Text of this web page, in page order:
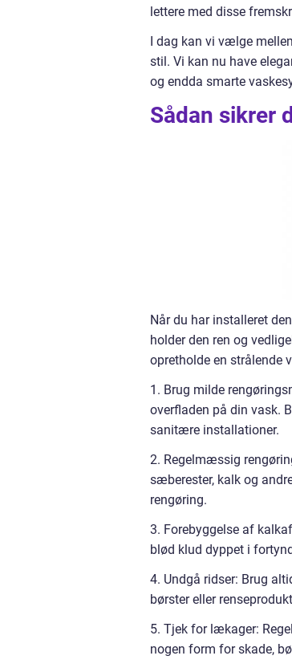
lettere med disse
I dag kan vi vælge
stil. Vi kan nu have
og endda smarte
Sådan sikrer
Når du har installeret
holder den ren og
opretholde en strålende
1. Brug milde
overfladen på din vask.
sanitære installationer.
2. Regelmæssig
sæberester, kalk og
rengøring.
3. Forebyggelse af
blød klud dyppet i
4. Undgå ridser: Brug
børster eller
5. Tjek for lækager:
nogen form for skade,